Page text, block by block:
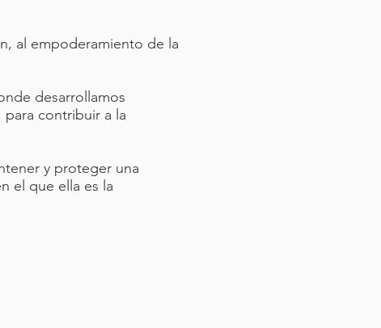
al empoderamiento de la
desarrollamos
para contribuir a la
y proteger una
el que ella es la